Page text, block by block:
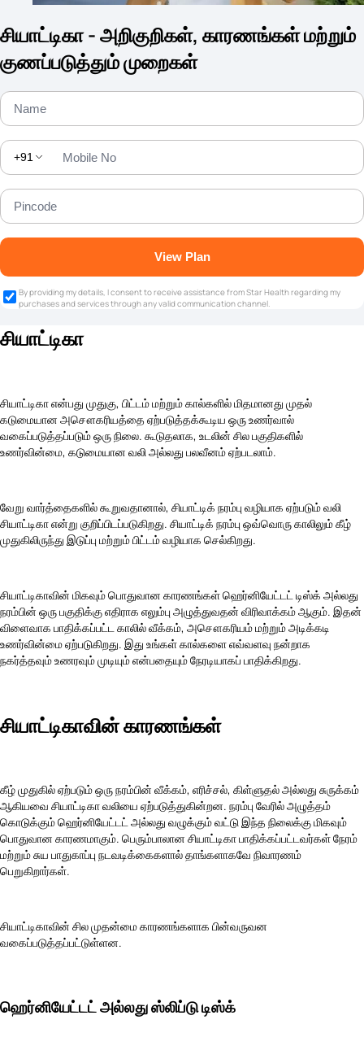
சியாட்டிகா - அறிகுறிகள், காரணங்கள் மற்றும்
குணப்படுத்தும் முறைகள்
+91
View Plan
By providing my details, I consent to receive assistance from Star Health regarding my
purchases and services through any valid communication channel.
சியாட்டிகா
சியாட்டிகா என்பது முதுகு, பிட்டம் மற்றும் கால்களில் மிதமானது முதல்
கடுமையான அசௌகரியத்தை ஏற்படுத்தக்கூடிய ஒரு உணர்வால்
வகைப்படுத்தப்படும் ஒரு நிலை. கூடுதலாக, உடலின் சில பகுதிகளில்
உணர்வின்மை, கடுமையான வலி அல்லது பலவீனம் ஏற்படலாம்.
வேறு வார்த்தைகளில் கூறுவதானால், சியாட்டிக் நரம்பு வழியாக ஏற்படும் வலி
சியாட்டிகா என்று குறிப்பிடப்படுகிறது. சியாட்டிக் நரம்பு ஒவ்வொரு காலிலும் கீழ்
முதுகிலிருந்து இடுப்பு மற்றும் பிட்டம் வழியாக செல்கிறது.
சியாட்டிகாவின் மிகவும் பொதுவான காரணங்கள் ஹெர்னியேட்டட் டிஸ்க் அல்லது
நரம்பின் ஒரு பகுதிக்கு எதிராக எலும்பு அழுத்துவதன் விரிவாக்கம் ஆகும். இதன்
விளைவாக பாதிக்கப்பட்ட காலில் வீக்கம், அசௌகரியம் மற்றும் அடிக்கடி
உணர்வின்மை ஏற்படுகிறது. இது உங்கள் கால்களை எவ்வளவு நன்றாக
நகர்த்தவும் உணரவும் முடியும் என்பதையும் நேரடியாகப் பாதிக்கிறது.
சியாட்டிகாவின் காரணங்கள்
கீழ் முதுகில் ஏற்படும் ஒரு நரம்பின் வீக்கம், எரிச்சல், கிள்ளுதல் அல்லது சுருக்கம்
ஆகியவை சியாட்டிகா வலியை ஏற்படுத்துகின்றன. நரம்பு வேரில் அழுத்தம்
கொடுக்கும் ஹெர்னியேட்டட் அல்லது வழுக்கும் வட்டு இந்த நிலைக்கு மிகவும்
பொதுவான காரணமாகும். பெரும்பாலான சியாட்டிகா பாதிக்கப்பட்டவர்கள் நேரம்
மற்றும் சுய பாதுகாப்பு நடவடிக்கைகளால் தாங்களாகவே நிவாரணம்
பெறுகிறார்கள்.
சியாட்டிகாவின் சில முதன்மை காரணங்களாக பின்வருவன
வகைப்படுத்தப்பட்டுள்ளன.
ஹெர்னியேட்டட் அல்லது ஸ்லிப்டு டிஸ்க்